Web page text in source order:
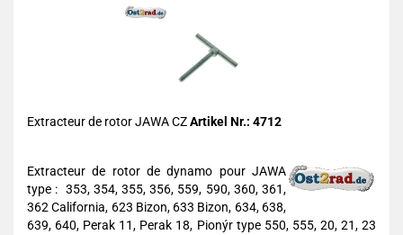
Extracteur de rotor JAWA CZArtikel Nr.: 4712
Extracteur de rotor de dynamo pour JAWA
type : 353, 354, 355, 356, 559, 590, 360, 361,
362 California, 623 Bizon, 633 Bizon, 634, 638,
639, 640, Perak 11, Perak 18, Pionýr type 550, 555, 20, 21, 23